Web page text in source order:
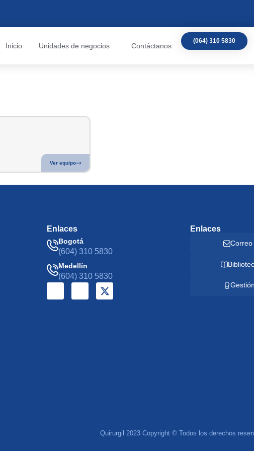
Inicio Unidades de negocios Contáctanos
(064) 310 5830
Ver equipo
Enlaces
Bogotá
(604) 310 5830
Medellín
(604) 310 5830
Enlaces
Correo
Quirurgil 2023 Copyright © Todos los derechos